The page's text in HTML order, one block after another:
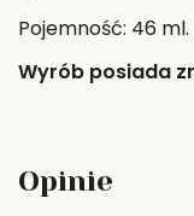
Pojemność: 46 ml.
Wyrób posiada
Opinie